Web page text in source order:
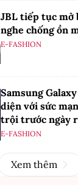
JBL tiếp tục mở
nghe chống ồn
E-FASHION
Samsung
diện với sức
trội trước ngày
E-FASHION
Xem thêm